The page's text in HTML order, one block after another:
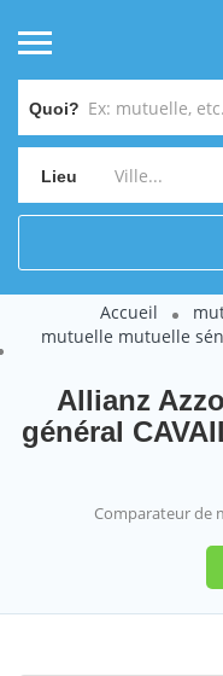
Quoi?
Lieu
Accueil
mutuelle mutuelle
Allianz
général
Comparateur de